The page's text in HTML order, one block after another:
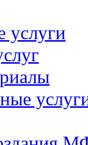
услуги